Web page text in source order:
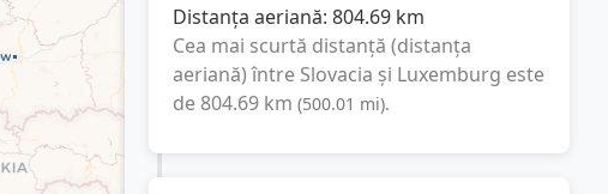
Distanța aeriană: 804.69 km
Cea mai scurtă distanță (distanța
aeriană) între Slovacia și Luxemburg este
de 804.69 km (500.01 mi).